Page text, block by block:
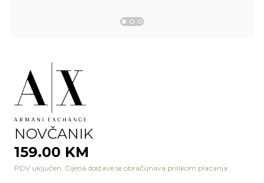
NOVČANIK
159.00 KM
PDV uključen. Cijena dostave se obračunava prilikom plaćanja.